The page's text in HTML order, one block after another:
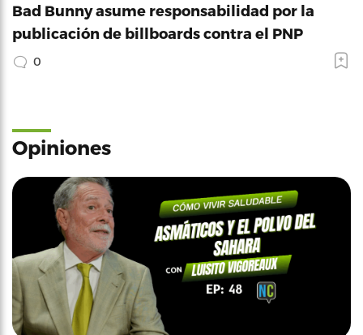
Bad Bunny asume responsabilidad por la
publicación de billboards contra el PNP
0
Opiniones